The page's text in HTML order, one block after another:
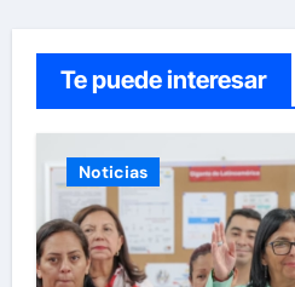
Te puede interesar
Noticias